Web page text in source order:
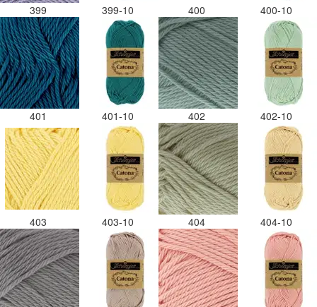
399 399-10 400 400-10
401 401-10 402 402-10
403 403-10 404 404-10